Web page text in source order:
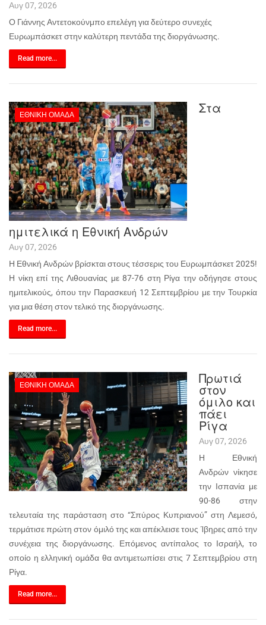
Αυγ 07, 2026
Ο Γιάννης Αντετοκούνμπο επελέγη για δεύτερο συνεχές
Ευρωμπάσκετ στην καλύτερη πεντάδα της διοργάνωσης.
Read more...
ΕΘΝΙΚΉ ΟΜΆΔΑ Στα
ημιτελικά η Εθνική Ανδρών
Αυγ 07, 2026
Η Εθνική Ανδρών βρίσκται στους τέσσερις του Ευρωμπάσκετ 2025!
Η νίκη επί της Λιθουανίας με 87-76 στη Ρίγα την οδήγησε στους
ημιτελικούς, όπου την Παρασκευή 12 Σεπτεμβρίου με την Τουρκία
για μια θέση στον τελικό της διοργάνωσης.
Read more...
ΕΘΝΙΚΉ ΟΜΆΔΑ Πρωτιά
στον
όμιλο και
πάει
Ρίγα
Αυγ 07, 2026
Η Εθνική
Ανδρών νίκησε
την Ισπανία με
90-86 στην
τελευταία της παράσταση στο “Σπύρος Κυπριανού” στη Λεμεσό,
τερμάτισε πρώτη στον όμιλό της και απέκλεισε τους Ίβηρες από την
συνέχεια της διοργάνωσης. Επόμενος αντίπαλος το Ισραήλ, το
οποίο η ελληνική ομάδα θα αντιμετωπίσει στις 7 Σεπτεμβρίου στη
Ρίγα.
Read more...